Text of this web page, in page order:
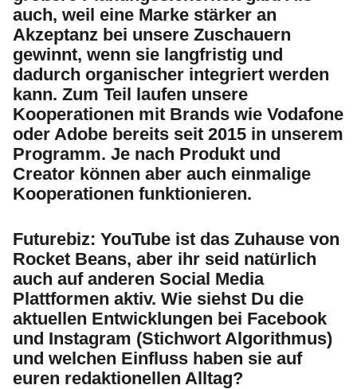
auch, weil eine Marke stärker an
Akzeptanz bei unsere Zuschauern
gewinnt, wenn sie langfristig und
dadurch organischer integriert werden
kann. Zum Teil laufen unsere
Kooperationen mit Brands wie Vodafone
oder Adobe bereits seit 2015 in unserem
Programm. Je nach Produkt und
Creator können aber auch einmalige
Kooperationen funktionieren.
Futurebiz: YouTube ist das Zuhause von
Rocket Beans, aber ihr seid natürlich
auch auf anderen Social Media
Plattformen aktiv. Wie siehst Du die
aktuellen Entwicklungen bei Facebook
und Instagram (Stichwort Algorithmus)
und welchen Einfluss haben sie auf
euren redaktionellen Alltag?